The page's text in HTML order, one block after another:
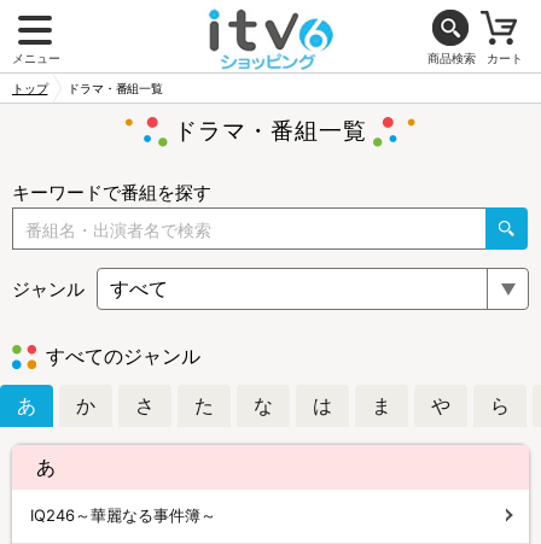
メニュー 商品検索 カート
トップ ドラマ・番組一覧
ドラマ・番組一覧
キーワードで番組を探す
ジャンル
すべてのジャンル
あ か さ た な は ま や ら
あ
IQ246～華麗なる事件簿～